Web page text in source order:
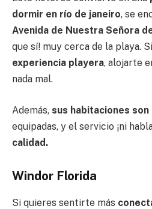
dormir en río de janeiro, se
Avenida de Nuestra Señora
que sí! muy cerca de la playa.
experiencia playera, alojarte
nada mal.
Además, sus habitaciones son
equipadas, y el servicio ¡ni
calidad.
Windor Florida
Si quieres sentirte más